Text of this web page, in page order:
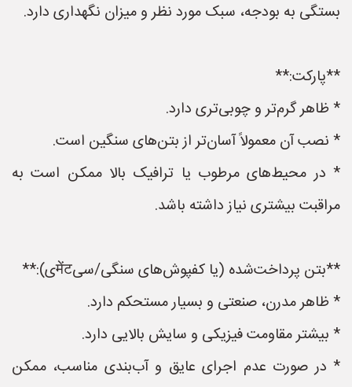
بستگی به بودجه، سبک مورد نظر و میزان نگهداری دارد.
**پارکت:**
* ظاهر گرم‌تر و چوبی‌تری دارد.
* نصب آن معمولاً آسان‌تر از بتن‌های سنگین است.
* در محیط‌های مرطوب یا ترافیک بالا ممکن است به
مراقبت بیشتری نیاز داشته باشد.
**بتن پرداخت‌شده (یا کفپوش‌های سنگی/سیमेंटی):**
* ظاهر مدرن، صنعتی و بسیار مستحکم دارد.
* بیشتر مقاومت فیزیکی و سایش بالایی دارد.
* در صورت عدم اجرای عایق و آب‌بندی مناسب، ممکن